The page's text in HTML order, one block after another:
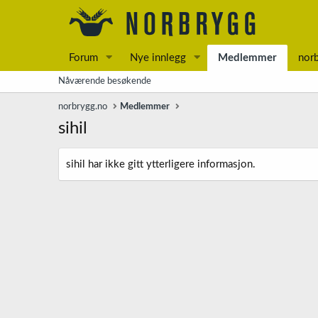
Forum Nye innlegg Medlemmer
Nåværende besøkende
norbrygg.no Medlemmer
sihil
sihil har ikke gitt ytterligere informasjon.